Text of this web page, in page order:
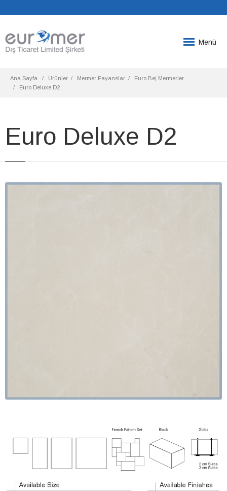
Menü
Ana Sayfa Ürünler Mermer Fayanslar
Euro Bej Mermerler
Euro Deluxe D2
Euro Deluxe D2